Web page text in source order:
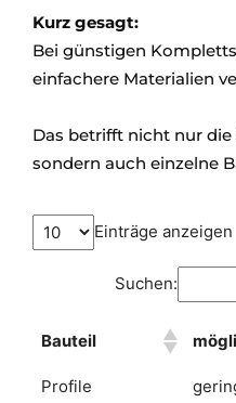
Kurz gesagt:
Bei günstigen
einfachere Materialien
Das betrifft nicht nur
sondern auch einzelne
Einträge anzeigen
Suchen:
Bauteil
Profile